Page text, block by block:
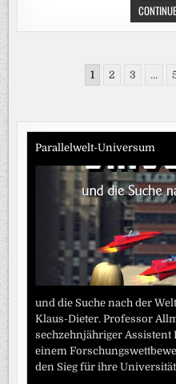
Beiträge
1 2 3 …
Parallelwelt-Universum
und die Suche nach der
Klaus-Dieter. Professor
sechzehnjähriger
einem
den Sieg für ihre Universität